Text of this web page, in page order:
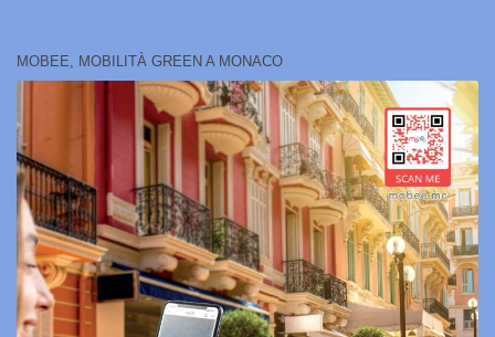
MOBEE, MOBILITÀ GREEN A MONACO